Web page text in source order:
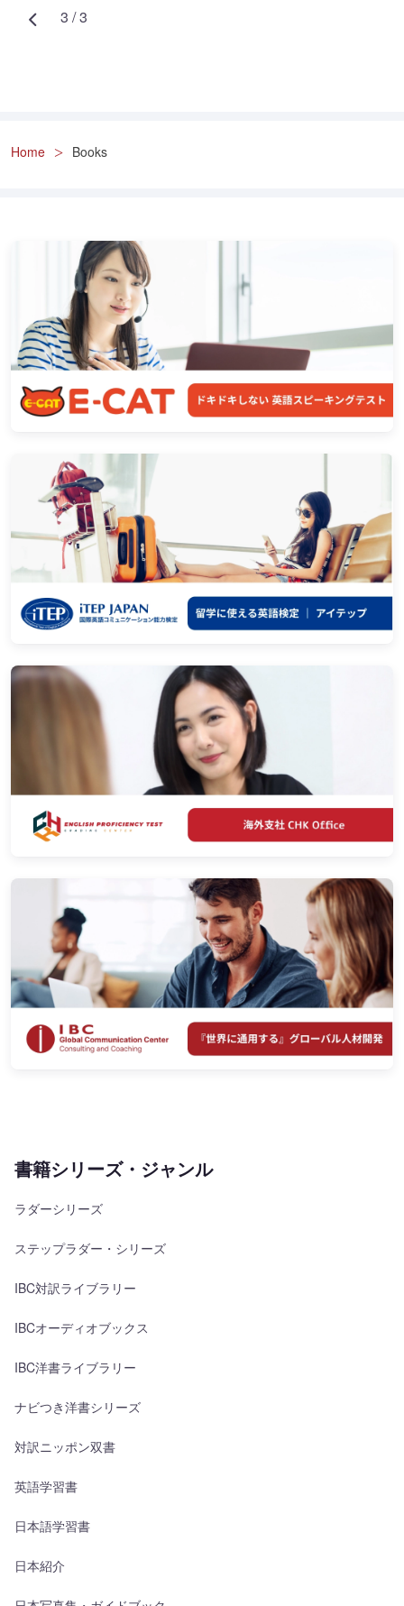
3 / 3
Home Books
書籍シリーズ・ジャンル
ラダーシリーズ
ステップラダー・シリーズ
IBC対訳ライブラリー
IBCオーディオブックス
IBC洋書ライブラリー
ナビつき洋書シリーズ
対訳ニッポン双書
英語学習書
日本語学習書
日本紹介